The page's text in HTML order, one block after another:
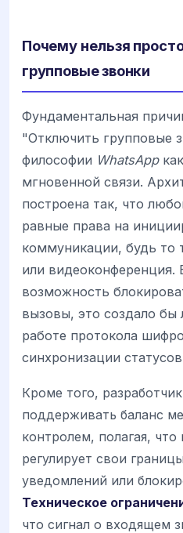
Почему нельзя
групповые звонки
Фундаментальная
"Отключить групповые
философии WhatsApp
мгновенной связи.
построена так, что
равные права на
коммуникации, будь то
или видеоконференция.
возможность
вызовы, это создало бы
работе протокола
синхронизации
Кроме того,
поддерживать баланс
контролем, полагая, что
регулирует свои
уведомлений или
Техническое
что сигнал о входящем